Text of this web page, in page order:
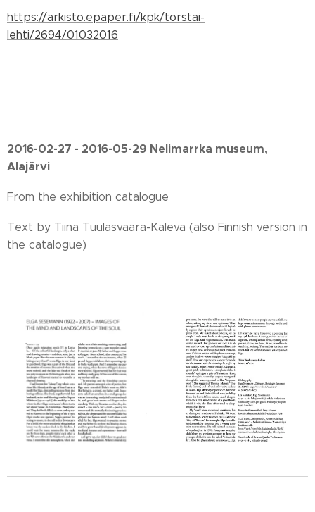
https://arkisto.epaper.fi/kpk/torstai-
lehti/2694/01032016
2016-02-27 - 2016-05-29 Nelimarrka museum,
Alajärvi
From the exhibition catalogue
Text by Tiina Tuulasvaara-Kaleva (also Finnish version in
the catalogue)